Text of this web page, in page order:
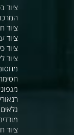
ציוד
ציוד
ציוד
ציוד
ציוד
ציוד